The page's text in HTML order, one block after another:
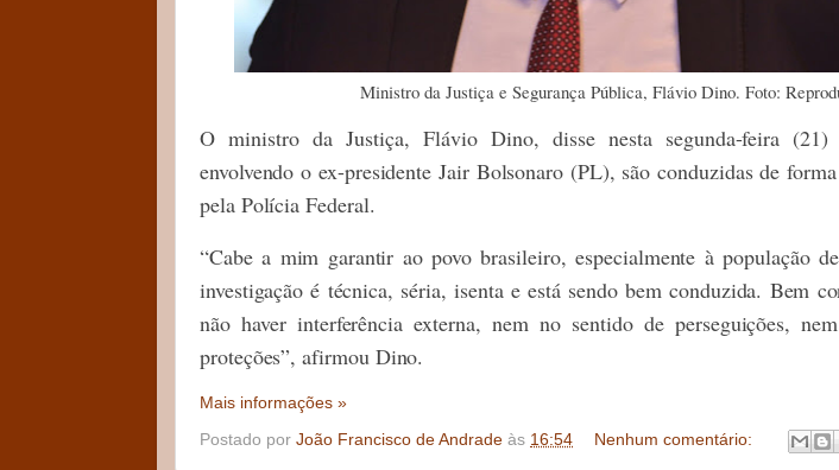
Ministro da Justiça e Segurança Pública, Flávio Dino. Foto:
O ministro da Justiça, Flávio Dino, disse nesta segunda-feira (21)
envolvendo o ex-presidente Jair Bolsonaro (PL), são conduzidas de
pela Polícia Federal.
“Cabe a mim garantir ao povo brasileiro, especialmente à população
investigação é técnica, séria, isenta e está sendo bem conduzida. Bem
não haver interferência externa, nem no sentido de perseguições,
proteções”, afirmou Dino.
Mais informações »
Postado por João Francisco de Andrade às 16:54 Nenhum comentário: